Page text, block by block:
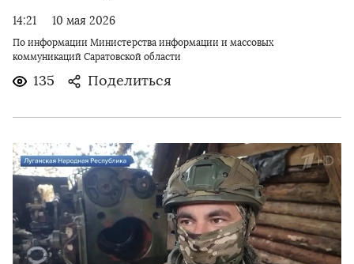
14:21 10 мая 2026
По информации Министерства информации и массовых
коммуникаций Саратовской области
135 Поделиться